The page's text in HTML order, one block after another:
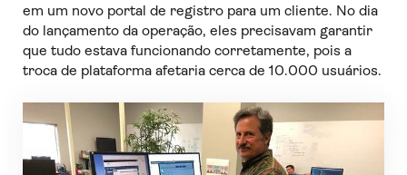
em um novo portal de registro para um cliente. No dia
do lançamento da operação, eles precisavam garantir
que tudo estava funcionando corretamente, pois a
troca de plataforma afetaria cerca de 10.000 usuários.